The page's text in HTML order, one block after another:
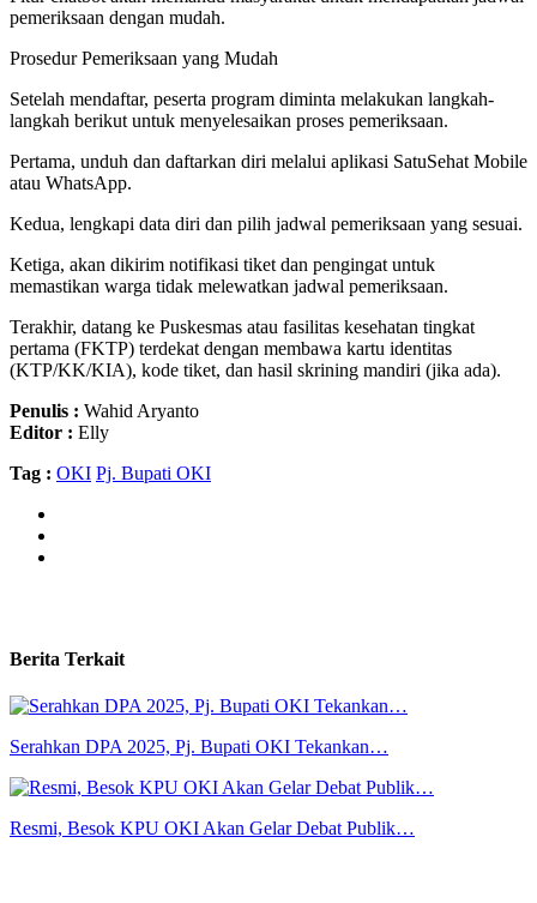
pemeriksaan dengan mudah.
Prosedur Pemeriksaan yang Mudah
Setelah mendaftar, peserta program diminta melakukan langkah-
langkah berikut untuk menyelesaikan proses pemeriksaan.
Pertama, unduh dan daftarkan diri melalui aplikasi SatuSehat Mobile
atau WhatsApp.
Kedua, lengkapi data diri dan pilih jadwal pemeriksaan yang sesuai.
Ketiga, akan dikirim notifikasi tiket dan pengingat untuk
memastikan warga tidak melewatkan jadwal pemeriksaan.
Terakhir, datang ke Puskesmas atau fasilitas kesehatan tingkat
pertama (FKTP) terdekat dengan membawa kartu identitas
(KTP/KK/KIA), kode tiket, dan hasil skrining mandiri (jika ada).
Penulis : Wahid Aryanto
Editor : Elly
Tag : OKI Pj. Bupati OKI
Berita Terkait
Serahkan DPA 2025, Pj. Bupati OKI Tekankan…
Resmi, Besok KPU OKI Akan Gelar Debat Publik…